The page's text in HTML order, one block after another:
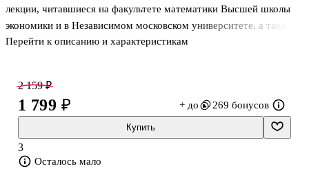
лекции, читавшиеся на факультете математики Высшей школы
экономики и в Независимом московском университете, а также
материалы сопровождавших их семинарских занятий. В книге
переработан, существенно расширен и иначе распределен между
двумя частями.
Перейти к описанию и характеристикам
2 159 ₽
1 799 ₽ + до 269 бонусов
Купить
3
Осталось мало